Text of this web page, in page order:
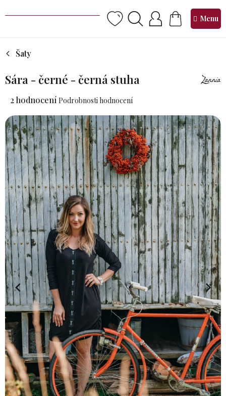
na
NÁKUPNÍ
KOŠÍK
Šaty
Sára - černé - černá stuha
Průměrné
produktu
je
5,0
z 5
hvězdiček.
2 hodnocení Podrobnosti hodnocení